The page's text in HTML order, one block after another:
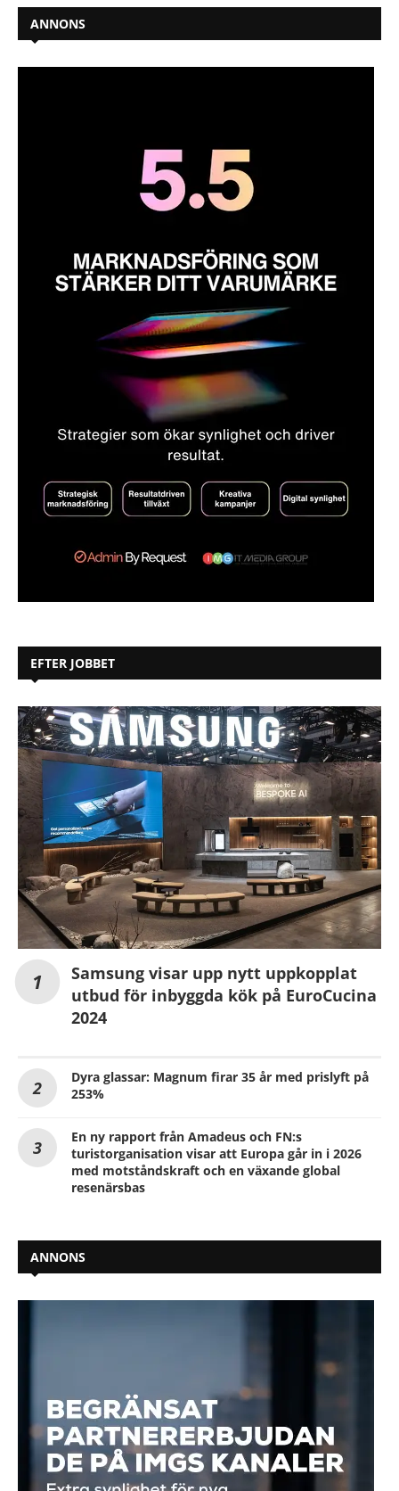
ANNONS
EFTER JOBBET
Samsung visar upp nytt uppkopplat
utbud för inbyggda kök på EuroCucina
2024
Dyra glassar: Magnum firar 35 år med prislyft på
253%
En ny rapport från Amadeus och FN:s
turistorganisation visar att Europa går in i 2026
med motståndskraft och en växande global
resenärsbas
ANNONS